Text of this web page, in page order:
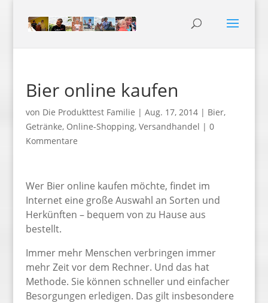
Bier online kaufen
von Die Produkttest Familie | Aug. 17, 2014| Bier,
Getränke, Online-Shopping, Versandhandel | 0
Kommentare
Wer Bier online kaufen möchte, findet im
Internet eine große Auswahl an Sorten und
Herkünften – bequem von zu Hause aus
bestellt.
Immer mehr Menschen verbringen immer
mehr Zeit vor dem Rechner. Und das hat
Methode. Sie können schneller und einfacher
Besorgungen erledigen. Das gilt insbesondere